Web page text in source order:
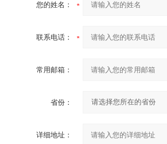
您的姓名：
联系电话：
常用邮箱：
省份：
详细地址：